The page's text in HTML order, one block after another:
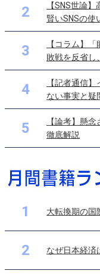
2
【SNS世論
賢いSNSの使
3
【コラム】
敗戦を反省し
4
【記者通信
ない事実と疑
5
【論考】懸
徹底解説
1 大転換期の国
2 なぜ日本経済